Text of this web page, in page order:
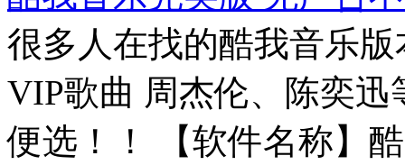
很多人在找的酷我音乐
VIP歌曲 周杰伦、陈奕
便选！！ 【软件名称】